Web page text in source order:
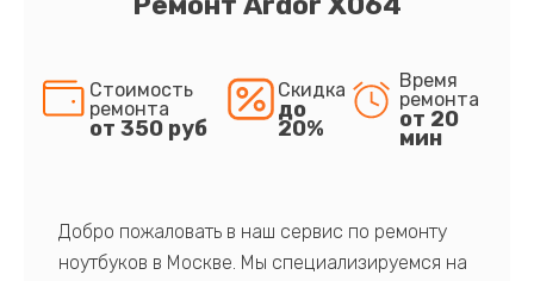
Стоимость
ремонта
от 350 руб
Скидка
до
20%
Время
ремонта
от 20
мин
Добро пожаловать в наш сервис по ремонту
ноутбуков в Москве. Мы специализируемся на